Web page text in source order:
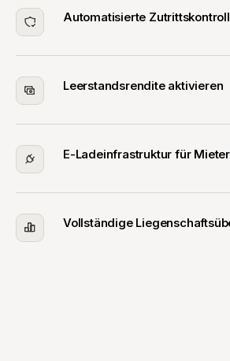
Automatisierte
Leerstandsrendite aktivieren
E-Ladeinfrastruktur für Mieter
Vollständige